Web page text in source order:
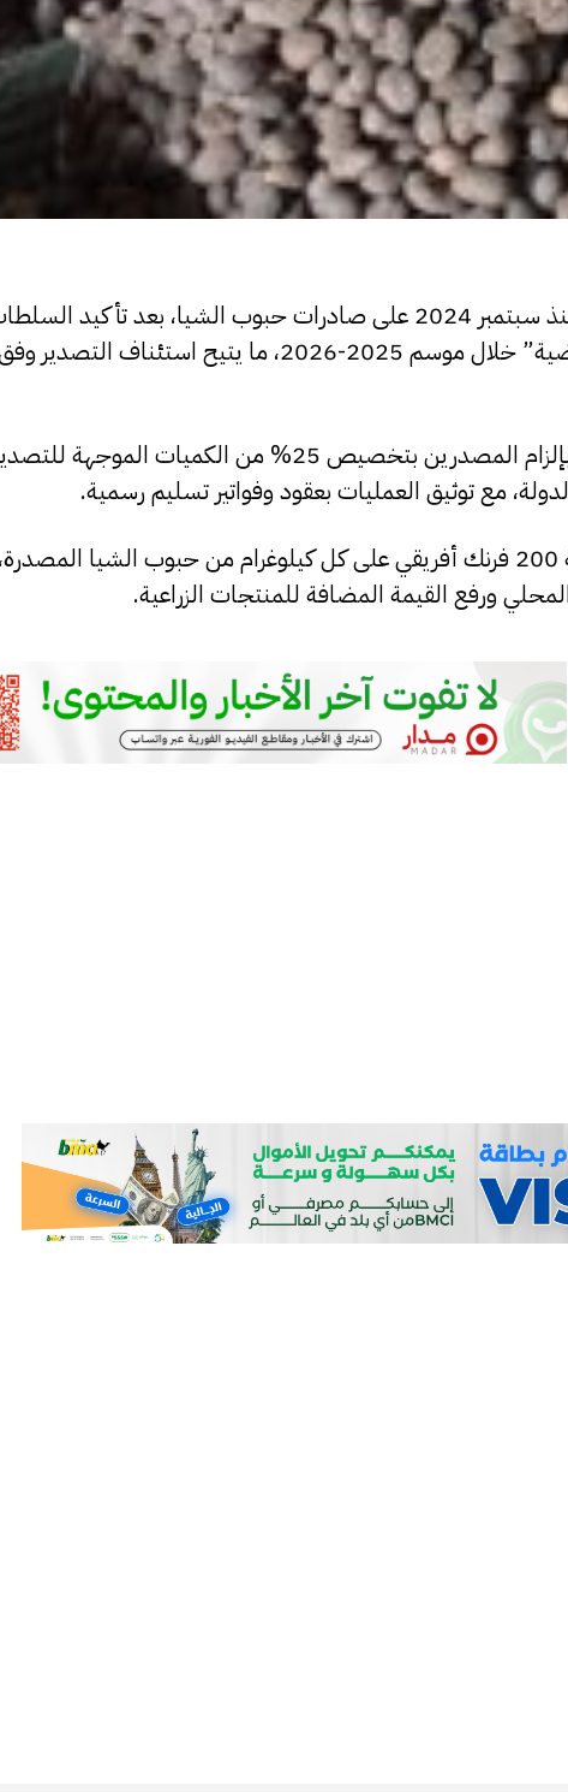
أنهت حكومة بوركينا فاسو القيود التي كانت مفروضة منذ سبتمبر 2024 على صادرات حبوب الشيا،
إمدادات وحدات المعالجة المحلية إلى “مستويات مرضية” خلال موسم 2025-2026، ما يتيح
ووفق القرار الجديد، أصبح استئناف التصدير مشروطا بإلزام المصدرين بتخصيص 25% من
مع توثيق العمليات بعقود وفواتير تسليم رسمية.
السلطات البوركينابية فرضت كذلك رسما جديدا بقيمة 200 فرنك أفريقي على كل كيلوغرام من حبوب
ورفع القيمة المضافة للمنتجات الزراعية.